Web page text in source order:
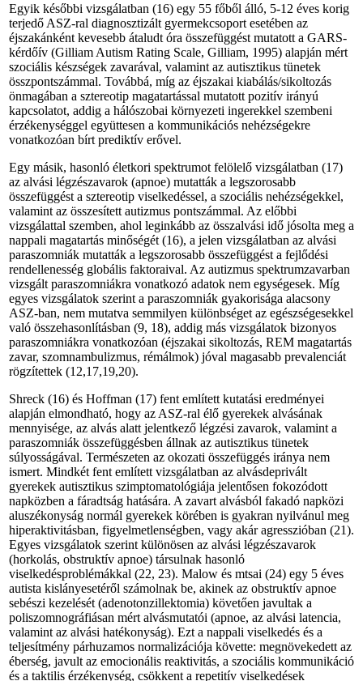
Egyik későbbi vizsgálatban (16) egy 55 főből álló, 5-12 éves korig
terjedő ASZ-ral diagnosztizált gyermekcsoport esetében az
éjszakánként kevesebb átaludt óra összefüggést mutatott a GARS-
kérdőív (Gilliam Autism Rating Scale, Gilliam, 1995) alapján mért
szociális készségek zavarával, valamint az autisztikus tünetek
összpontszámmal. Továbbá, míg az éjszakai kiabálás/sikoltozás
önmagában a sztereotip magatartással mutatott pozitív irányú
kapcsolatot, addig a hálószobai környezeti ingerekkel szembeni
érzékenységgel együttesen a kommunikációs nehézségekre
vonatkozóan bírt prediktív erővel.
Egy másik, hasonló életkori spektrumot felölelő vizsgálatban (17)
az alvási légzészavarok (apnoe) mutatták a legszorosabb
összefüggést a sztereotip viselkedéssel, a szociális nehézségekkel,
valamint az összesített autizmus pontszámmal. Az előbbi
vizsgálattal szemben, ahol leginkább az összalvási idő jósolta meg a
nappali magatartás minőségét (16), a jelen vizsgálatban az alvási
paraszomniák mutatták a legszorosabb összefüggést a fejlődési
rendellenesség globális faktoraival. Az autizmus spektrumzavarban
vizsgált paraszomniákra vonatkozó adatok nem egységesek. Míg
egyes vizsgálatok szerint a paraszomniák gyakorisága alacsony
ASZ-ban, nem mutatva semmilyen különbséget az egészségesekkel
való összehasonlításban (9, 18), addig más vizsgálatok bizonyos
paraszomniákra vonatkozóan (éjszakai sikoltozás, REM magatartás
zavar, szomnambulizmus, rémálmok) jóval magasabb prevalenciát
rögzítettek (12,17,19,20).
Shreck (16) és Hoffman (17) fent említett kutatási eredményei
alapján elmondható, hogy az ASZ-ral élő gyerekek alvásának
mennyisége, az alvás alatt jelentkező légzési zavarok, valamint a
paraszomniák összefüggésben állnak az autisztikus tünetek
súlyosságával. Természeten az okozati összefüggés iránya nem
ismert. Mindkét fent említett vizsgálatban az alvásdeprivált
gyerekek autisztikus szimptomatológiája jelentősen fokozódott
napközben a fáradtság hatására. A zavart alvásból fakadó napközi
aluszékonyság normál gyerekek körében is gyakran nyilvánul meg
hiperaktivitásban, figyelmetlenségben, vagy akár agresszióban (21).
Egyes vizsgálatok szerint különösen az alvási légzészavarok
(horkolás, obstruktív apnoe) társulnak hasonló
viselkedésproblémákkal (22, 23). Malow és mtsai (24) egy 5 éves
autista kislányesetéről számolnak be, akinek az obstruktív apnoe
sebészi kezelését (adenotonzillektomia) követően javultak a
poliszomnográfiásan mért alvásmutatói (apnoe, az alvási latencia,
valamint az alvási hatékonyság). Ezt a nappali viselkedés és a
teljesítmény párhuzamos normalizációja követte: megnövekedett az
éberség, javult az emocionális reaktivitás, a szociális kommunikáció
és a taktilis érzékenység, csökkent a repetitív viselkedések